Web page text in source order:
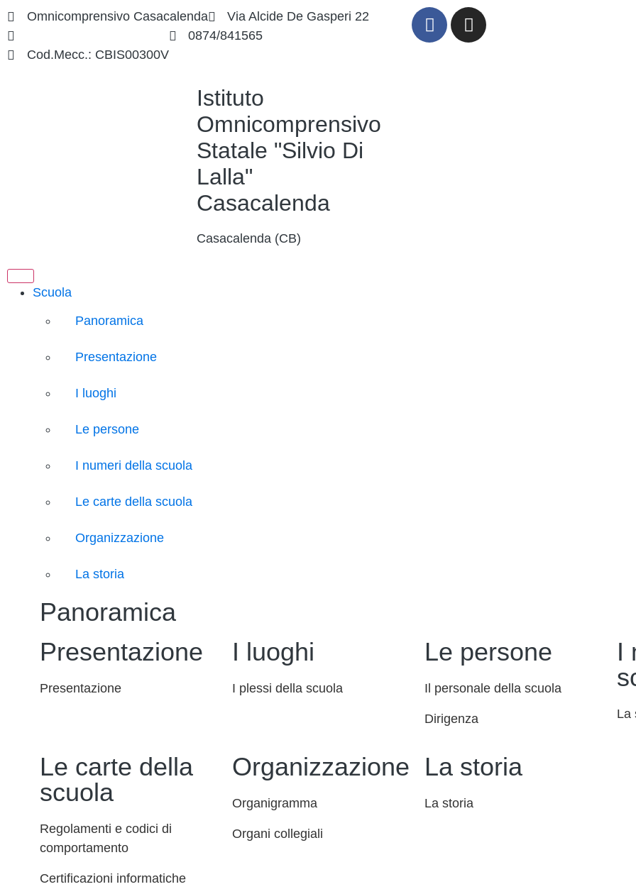
Omnicomprensivo Casacalenda
Via Alcide De Gasperi 22
0874/841565
Cod.Mecc.: CBIS00300V
Istituto
Omnicomprensivo
Statale "Silvio Di
Lalla"
Casacalenda
Casacalenda (CB)
Scuola
Panoramica
Presentazione
I luoghi
Le persone
I numeri della scuola
Le carte della scuola
Organizzazione
La storia
Panoramica
Presentazione
Presentazione
I luoghi
I plessi della scuola
Le persone
Il personale della scuola
Dirigenza
I
La
Le carte della
scuola
Regolamenti e codici di
comportamento
Certificazioni informatiche
Organizzazione
Organigramma
Organi collegiali
La storia
La storia